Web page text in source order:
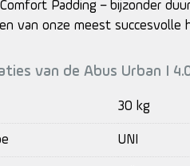
Padding – bijzonder
van onze meest succesvolle
van de Abus Urban I
30 kg
UNI